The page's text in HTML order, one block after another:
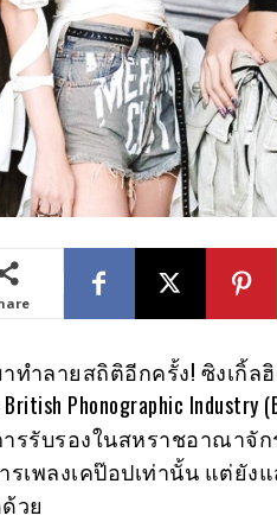
าทำลายสถิติอีกครั้ง! ซิงเกิ้ล
Phonographic
รรับรองในสหราชอาณาจั
รเพลงเคป๊อปเท่านั้น แต่ยั
วย